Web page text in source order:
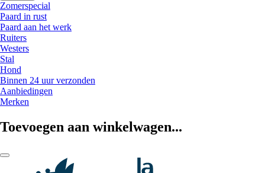
Zomerspecial
Paard in rust
Paard aan het werk
Ruiters
Westers
Stal
Hond
Binnen 24 uur verzonden
Aanbiedingen
Merken
Toevoegen aan winkelwagen...